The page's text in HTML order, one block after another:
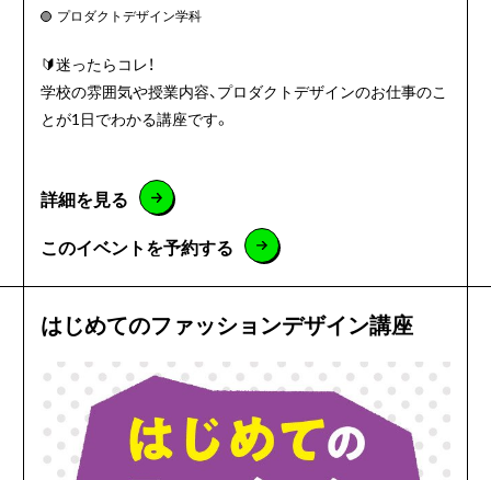
プロダクトデザイン学科
🔰迷ったらコレ！
学校の雰囲気や授業内容、プロダクトデザインのお仕事のこ
とが1日でわかる講座です。
詳細を見る
このイベントを予約する
はじめてのファッションデザイン講座